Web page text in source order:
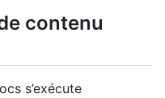
contenu
s’exécute